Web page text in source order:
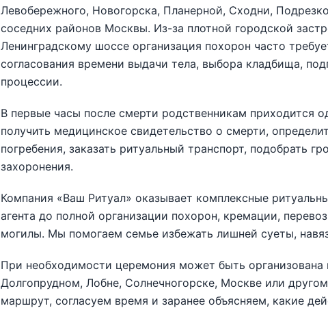
Левобережного, Новогорска, Планерной, Сходни,
соседних районов Москвы. Из-за плотной городской
Ленинградскому шоссе организация похорон часто
согласования времени выдачи тела, выбора кладбища,
процессии.
В первые часы после смерти родственникам приходится
получить медицинское свидетельство о смерти,
погребения, заказать ритуальный транспорт, подобрать
захоронения.
Компания «Ваш Ритуал» оказывает комплексные
агента до полной организации похорон, кремации,
могилы. Мы помогаем семье избежать лишней суеты,
При необходимости церемония может быть
Долгопрудном, Лобне, Солнечногорске, Москве или
маршрут, согласуем время и заранее объясняем, какие